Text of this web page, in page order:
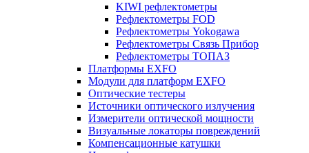
KIWI рефлектометры
Рефлектометры FOD
Рефлектометры Yokogawa
Рефлектометры Связь Прибор
Рефлектометры ТОПАЗ
Платформы EXFO
Модули для платформ EXFO
Оптические тестеры
Источники оптического излучения
Измерители оптической мощности
Визуальные локаторы повреждений
Компенсационные катушки